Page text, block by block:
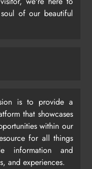
of our beautiful
is to provide a
that showcases
within our
for all things
information and
and experiences.